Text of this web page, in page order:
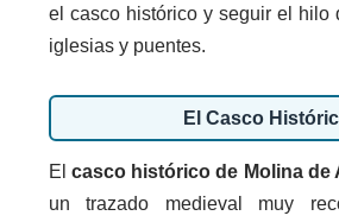
el casco histórico y seguir el hilo
iglesias y puentes.
El Casco
Elcasco histórico de Molina de
un trazado medieval muy